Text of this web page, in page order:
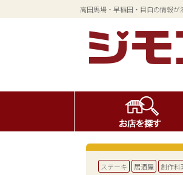
高田馬場・早稲田・目白の情報が
ステーキ 居酒屋 創作料